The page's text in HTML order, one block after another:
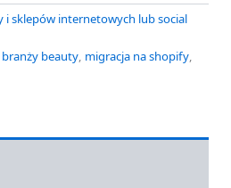
i sklepów internetowych lub social
branży beauty, migracja na shopify,